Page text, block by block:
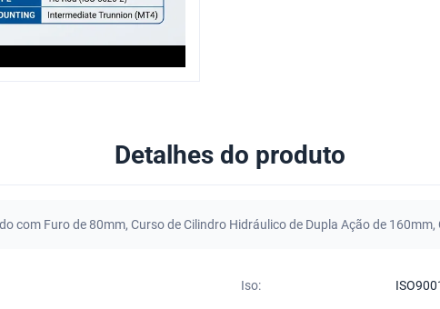
Detalhes do produto
com Furo de 80mm, Curso de Cilindro Hidráulico de Dupla Ação de 160mm,
Iso: